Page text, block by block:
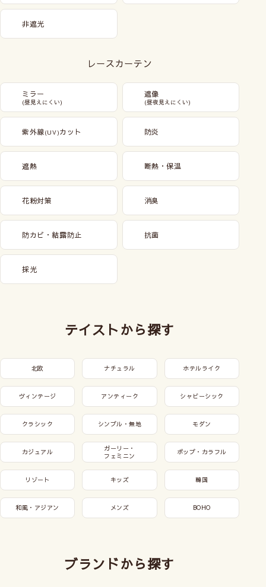
非遮光
レースカーテン
ミラー
(昼見えにくい)
遮像
(昼夜見えにくい)
紫外線(UV)カット 防炎
遮熱 断熱・保温
花粉対策 消臭
防カビ・結露防止 抗菌
採光
テイストから探す
北欧 ナチュラル ホテルライク
ヴィンテージ アンティーク シャビーシック
クラシック シンプル・無地 モダン
カジュアル
ガーリー・
フェミニン
ポップ・カラフル
リゾート キッズ 韓国
和風・アジアン メンズ BOHO
ブランドから探す